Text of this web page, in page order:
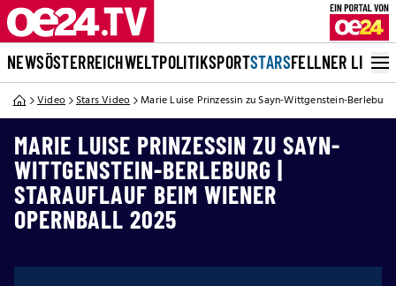
NEWSÖSTERREICHWELTPOLITIKSPORTSTARSFELLNER LIVE
Video Stars Video Marie Luise Prinzessin zu Sayn-Wittgenstein-
MARIE LUISE PRINZESSIN ZU SAYN-
WITTGENSTEIN-BERLEBURG |
STARAUFLAUF BEIM WIENER
OPERNBALL 2025